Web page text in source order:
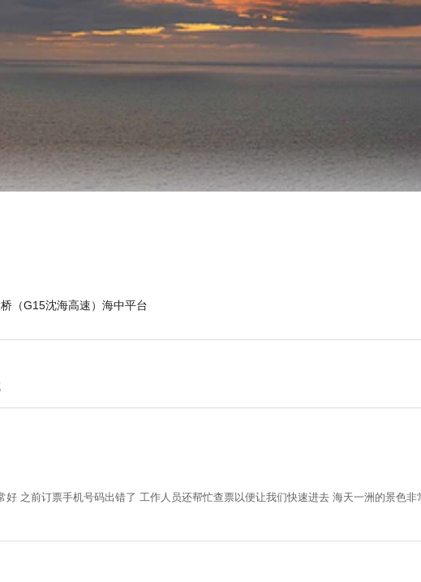
（G15沈海高速）海中平台
好 之前订票手机号码出错了 工作人员还帮忙查票以便让我们快速进去 海天一洲的景色